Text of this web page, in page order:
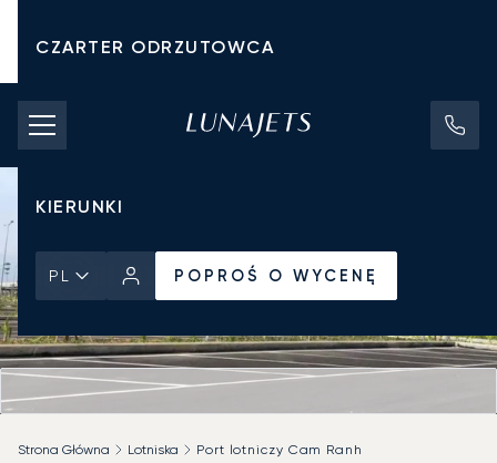
CZARTER ODRZUTOWCA
KOSZTY CZARTERU
PRYWATNE ODRZUTOWCE
KIERUNKI
PL POPROŚ O WYCENĘ
Strona Główna Lotniska Port lotniczy Cam Ranh